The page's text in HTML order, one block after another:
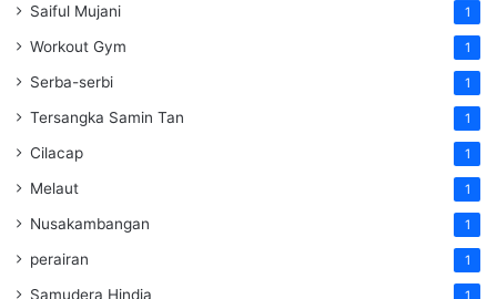
Saiful Mujani 1
Workout Gym 1
Serba-serbi 1
Tersangka Samin Tan 1
Cilacap 1
Melaut 1
Nusakambangan 1
perairan 1
Samudera Hindia 1